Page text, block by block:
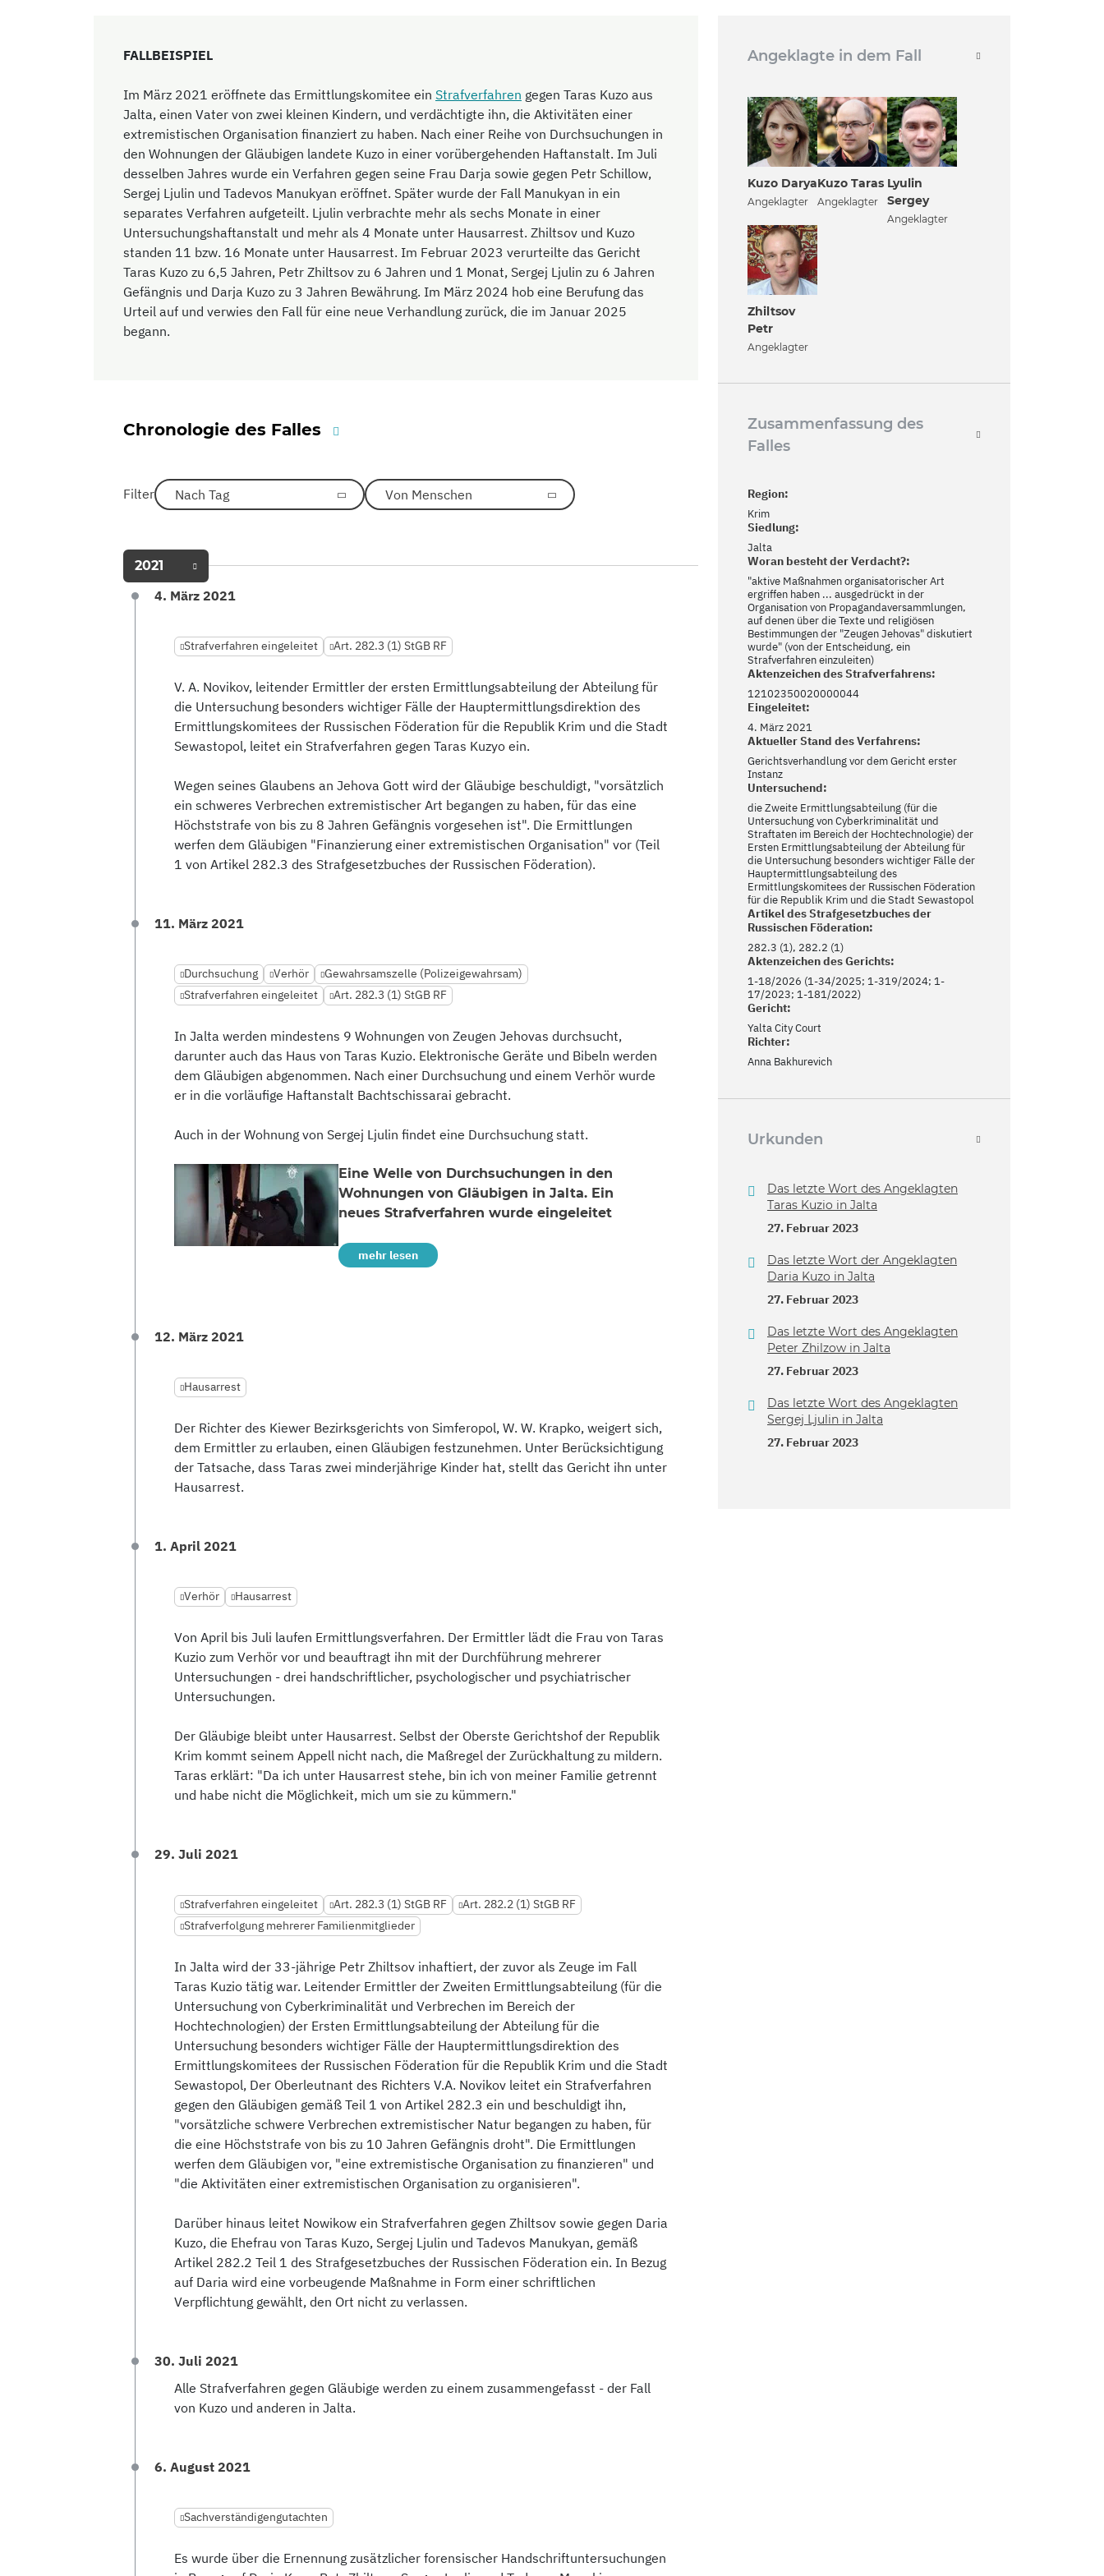
FALLBEISPIEL
Im März 2021 eröffnete das Ermittlungskomitee ein Strafverfahren gegen Taras Kuzo aus
Jalta, einen Vater von zwei kleinen Kindern, und verdächtigte ihn, die Aktivitäten einer
extremistischen Organisation finanziert zu haben. Nach einer Reihe von Durchsuchungen in
den Wohnungen der Gläubigen landete Kuzo in einer vorübergehenden Haftanstalt. Im Juli
desselben Jahres wurde ein Verfahren gegen seine Frau Darja sowie gegen Petr Schillow,
Sergej Ljulin und Tadevos Manukyan eröffnet. Später wurde der Fall Manukyan in ein
separates Verfahren aufgeteilt. Ljulin verbrachte mehr als sechs Monate in einer
Untersuchungshaftanstalt und mehr als 4 Monate unter Hausarrest. Zhiltsov und Kuzo
standen 11 bzw. 16 Monate unter Hausarrest. Im Februar 2023 verurteilte das Gericht
Taras Kuzo zu 6,5 Jahren, Petr Zhiltsov zu 6 Jahren und 1 Monat, Sergej Ljulin zu 6 Jahren
Gefängnis und Darja Kuzo zu 3 Jahren Bewährung. Im März 2024 hob eine Berufung das
Urteil auf und verwies den Fall für eine neue Verhandlung zurück, die im Januar 2025
begann.
Chronologie des Falles
Filter Nach Tag Von Menschen
2021
4. März 2021
Strafverfahren eingeleitet Art. 282.3 (1) StGB RF
V. A. Novikov, leitender Ermittler der ersten Ermittlungsabteilung der Abteilung für
die Untersuchung besonders wichtiger Fälle der Hauptermittlungsdirektion des
Ermittlungskomitees der Russischen Föderation für die Republik Krim und die Stadt
Sewastopol, leitet ein Strafverfahren gegen Taras Kuzyo ein.
Wegen seines Glaubens an Jehova Gott wird der Gläubige beschuldigt, "vorsätzlich
ein schweres Verbrechen extremistischer Art begangen zu haben, für das eine
Höchststrafe von bis zu 8 Jahren Gefängnis vorgesehen ist". Die Ermittlungen
werfen dem Gläubigen "Finanzierung einer extremistischen Organisation" vor (Teil
1 von Artikel 282.3 des Strafgesetzbuches der Russischen Föderation).
11. März 2021
Durchsuchung Verhör
Gewahrsamszelle (Polizeigewahrsam)
Strafverfahren eingeleitet
Art. 282.3 (1) StGB RF
In Jalta werden mindestens 9 Wohnungen von Zeugen Jehovas durchsucht,
darunter auch das Haus von Taras Kuzio. Elektronische Geräte und Bibeln werden
dem Gläubigen abgenommen. Nach einer Durchsuchung und einem Verhör wurde
er in die vorläufige Haftanstalt Bachtschissarai gebracht.
Auch in der Wohnung von Sergej Ljulin findet eine Durchsuchung statt.
Eine Welle von Durchsuchungen in den
Wohnungen von Gläubigen in Jalta. Ein
neues Strafverfahren wurde eingeleitet
mehr lesen
12. März 2021
Hausarrest
Der Richter des Kiewer Bezirksgerichts von Simferopol, W. W. Krapko, weigert sich,
dem Ermittler zu erlauben, einen Gläubigen festzunehmen. Unter Berücksichtigung
der Tatsache, dass Taras zwei minderjährige Kinder hat, stellt das Gericht ihn unter
Hausarrest.
1. April 2021
Verhör Hausarrest
Von April bis Juli laufen Ermittlungsverfahren. Der Ermittler lädt die Frau von Taras
Kuzio zum Verhör vor und beauftragt ihn mit der Durchführung mehrerer
Untersuchungen - drei handschriftlicher, psychologischer und psychiatrischer
Untersuchungen.
Der Gläubige bleibt unter Hausarrest. Selbst der Oberste Gerichtshof der Republik
Krim kommt seinem Appell nicht nach, die Maßregel der Zurückhaltung zu mildern.
Taras erklärt: "Da ich unter Hausarrest stehe, bin ich von meiner Familie getrennt
und habe nicht die Möglichkeit, mich um sie zu kümmern."
29. Juli 2021
Strafverfahren eingeleitet Art. 282.3 (1) StGB RF
Art. 282.2 (1) StGB RF
Strafverfolgung mehrerer Familienmitglieder
In Jalta wird der 33-jährige Petr Zhiltsov inhaftiert, der zuvor als Zeuge im Fall
Taras Kuzio tätig war. Leitender Ermittler der Zweiten Ermittlungsabteilung (für die
Untersuchung von Cyberkriminalität und Verbrechen im Bereich der
Hochtechnologien) der Ersten Ermittlungsabteilung der Abteilung für die
Untersuchung besonders wichtiger Fälle der Hauptermittlungsdirektion des
Ermittlungskomitees der Russischen Föderation für die Republik Krim und die Stadt
Sewastopol, Der Oberleutnant des Richters V.A. Novikov leitet ein Strafverfahren
gegen den Gläubigen gemäß Teil 1 von Artikel 282.3 ein und beschuldigt ihn,
"vorsätzliche schwere Verbrechen extremistischer Natur begangen zu haben, für
die eine Höchststrafe von bis zu 10 Jahren Gefängnis droht". Die Ermittlungen
werfen dem Gläubigen vor, "eine extremistische Organisation zu finanzieren" und
"die Aktivitäten einer extremistischen Organisation zu organisieren".
Darüber hinaus leitet Nowikow ein Strafverfahren gegen Zhiltsov sowie gegen Daria
Kuzo, die Ehefrau von Taras Kuzo, Sergej Ljulin und Tadevos Manukyan, gemäß
Artikel 282.2 Teil 1 des Strafgesetzbuches der Russischen Föderation ein. In Bezug
auf Daria wird eine vorbeugende Maßnahme in Form einer schriftlichen
Verpflichtung gewählt, den Ort nicht zu verlassen.
30. Juli 2021
Alle Strafverfahren gegen Gläubige werden zu einem zusammengefasst - der Fall
von Kuzo und anderen in Jalta.
6. August 2021
Sachverständigengutachten
Es wurde über die Ernennung zusätzlicher forensischer Handschriftuntersuchungen
Angeklagte in dem Fall
Kuzo Darya
Angeklagter
Kuzo Taras
Angeklagter
Lyulin
Sergey
Angeklagter
Zhiltsov
Petr
Angeklagter
Zusammenfassung des
Falles
Region:
Krim
Siedlung:
Jalta
Woran besteht der Verdacht?:
"aktive Maßnahmen organisatorischer Art
ergriffen haben ... ausgedrückt in der
Organisation von Propagandaversammlungen,
auf denen über die Texte und religiösen
Bestimmungen der "Zeugen Jehovas" diskutiert
wurde" (von der Entscheidung, ein
Strafverfahren einzuleiten)
Aktenzeichen des Strafverfahrens:
12102350020000044
Eingeleitet:
4. März 2021
Aktueller Stand des Verfahrens:
Gerichtsverhandlung vor dem Gericht erster
Instanz
Untersuchend:
die Zweite Ermittlungsabteilung (für die
Untersuchung von Cyberkriminalität und
Straftaten im Bereich der Hochtechnologie) der
Ersten Ermittlungsabteilung der Abteilung für
die Untersuchung besonders wichtiger Fälle der
Hauptermittlungsabteilung des
Ermittlungskomitees der Russischen Föderation
für die Republik Krim und die Stadt Sewastopol
Artikel des Strafgesetzbuches der
Russischen Föderation:
282.3 (1), 282.2 (1)
Aktenzeichen des Gerichts:
1-18/2026 (1-34/2025; 1-319/2024; 1-
17/2023; 1-181/2022)
Gericht:
Yalta City Court
Richter:
Anna Bakhurevich
Urkunden
Das letzte Wort des Angeklagten
Taras Kuzio in Jalta
27. Februar 2023
Das letzte Wort der Angeklagten
Daria Kuzo in Jalta
27. Februar 2023
Das letzte Wort des Angeklagten
Peter Zhilzow in Jalta
27. Februar 2023
Das letzte Wort des Angeklagten
Sergej Ljulin in Jalta
27. Februar 2023